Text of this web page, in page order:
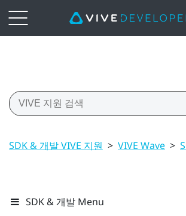
SDK & 개발 VIVE 지원 > VIVE Wave >
SDK & 개발 Menu